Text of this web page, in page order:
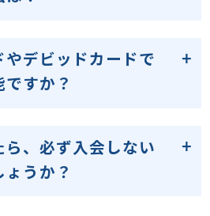
やデビッドカードで
すか？
ら、必ず入会しない
うか？